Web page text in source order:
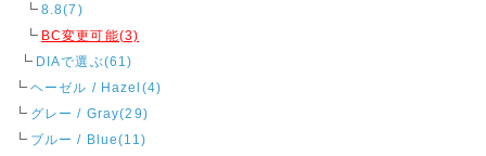
8.8(7)
BC変更可能(3)
DIAで選ぶ(61)
ヘーゼル / Hazel(4)
グレー / Gray(29)
ブルー / Blue(11)